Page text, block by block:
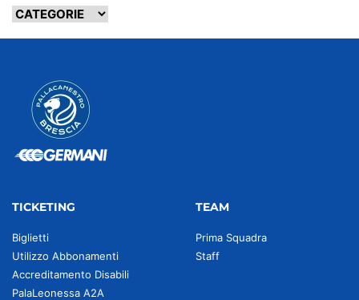
TICKETING
Biglietti
Utilizzo Abbonamenti
Accreditamento Disabili
PalaLeonessa A2A
TEAM
Prima Squadra
Staff